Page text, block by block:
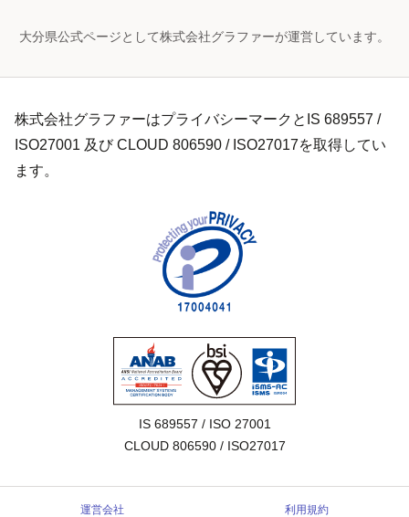
大分県公式ページとして株式会社グラファーが運営しています。
株式会社グラファーはプライバシーマークとIS 689557 /
ISO27001 及び CLOUD 806590 / ISO27017を取得してい
ます。
IS 689557 / ISO 27001
CLOUD 806590 / ISO27017
運営会社 利用規約